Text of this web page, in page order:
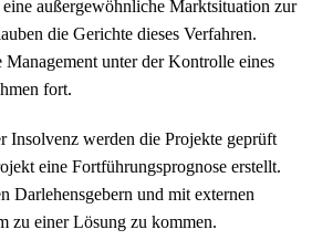
außergewöhnliche Marktsituation zur
die Gerichte dieses Verfahren.
unter der Kontrolle eines
fort.
Insolvenz werden die Projekte geprüft
eine Fortführungsprognose erstellt.
Darlehensgebern und mit externen
zu einer Lösung zu kommen.